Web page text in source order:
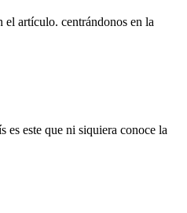
el artículo. centrándonos en la
es este que ni siquiera conoce la